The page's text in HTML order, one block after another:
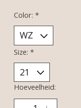
Color: *
Size: *
Hoeveelheid: